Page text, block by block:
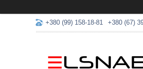
+380 (99) 158-18-81 +380 (67)